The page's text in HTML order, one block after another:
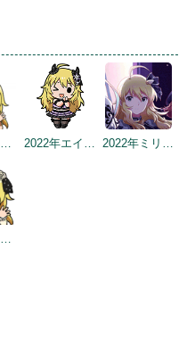
2022年エイプリルフールネタ 2022年ミリシタ5周年トップ画面